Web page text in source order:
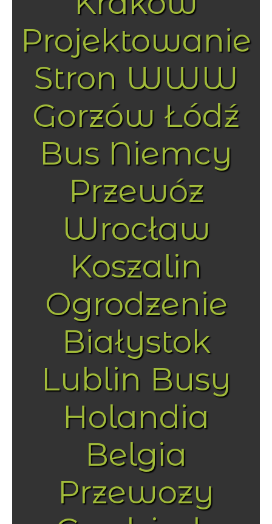
Projektowanie
Stron WWW
Gorzów Łódź
Bus Niemcy
Przewóz
Wrocław
Koszalin
Ogrodzenie
Białystok
Lublin Busy
Holandia
Belgia
Przewozy